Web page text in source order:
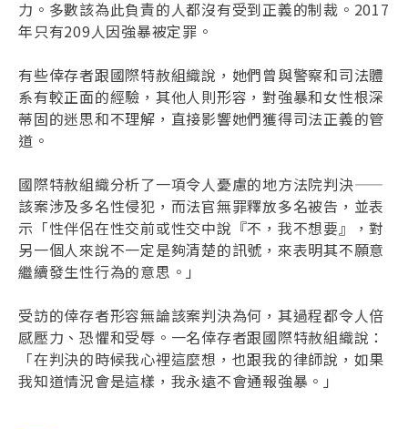
力。多數該為此負責的人都沒有受到正義的制裁。2017
年只有209人因強暴被定罪。
有些倖存者跟國際特赦組織說，她們曾與警察和司法體
系有較正面的經驗，其他人則形容，對強暴和女性根深
蒂固的迷思和不理解，直接影響她們獲得司法正義的管
道。
國際特赦組織分析了一項令人憂慮的地方法院判決——
該案涉及多名性侵犯，而法官無罪釋放多名被告，並表
示「性伴侶在性交前或性交中說『不，我不想要』，對
另一個人來說不一定是夠清楚的訊號，來表明其不願意
繼續發生性行為的意思。」
受訪的倖存者形容無論該案判決為何，其過程都令人倍
感壓力、恐懼和受辱。一名倖存者跟國際特赦組織說：
「在判決的時候我心裡這麼想，也跟我的律師說，如果
我知道情況會是這樣，我永遠不會通報強暴。」